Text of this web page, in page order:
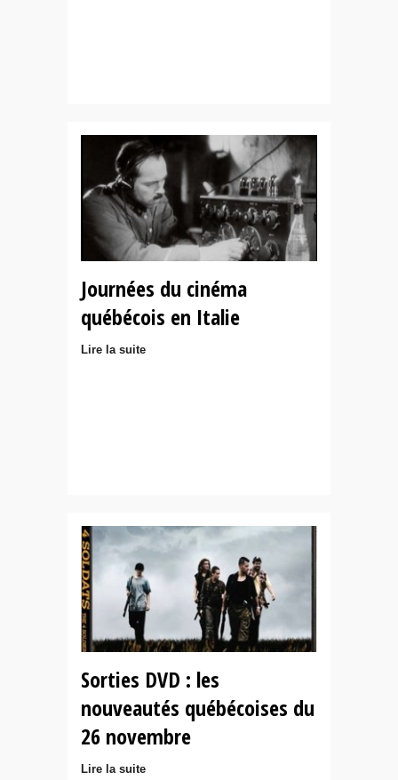
Journées du cinéma
québécois en Italie
Lire la suite
Sorties DVD : les
nouveautés québécoises du
26 novembre
Lire la suite